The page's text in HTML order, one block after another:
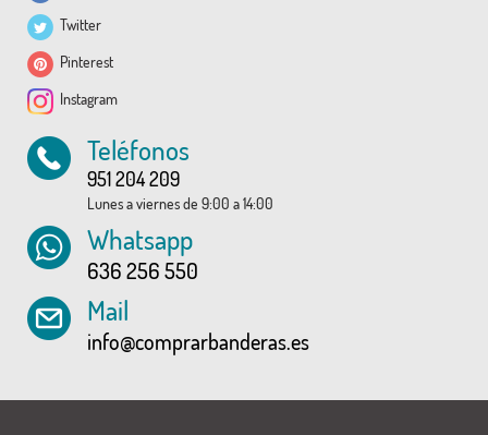
Twitter
Pinterest
Instagram
Teléfonos
951 204 209
Lunes a viernes de 9:00 a 14:00
Whatsapp
636 256 550
Mail
info@comprarbanderas.es